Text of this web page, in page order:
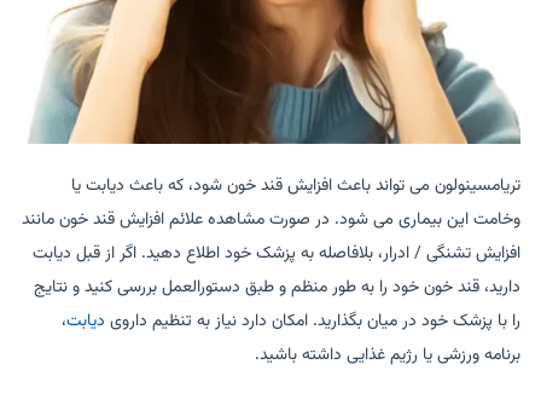
تریامسینولون می تواند باعث افزایش قند خون شود، که باعث دیابت یا
وخامت این بیماری می شود. در صورت مشاهده علائم افزایش قند خون مانند
افزایش تشنگی / ادرار، بلافاصله به پزشک خود اطلاع دهید. اگر از قبل دیابت
دارید، قند خون خود را به طور منظم و طبق دستورالعمل بررسی کنید و نتایج
را با پزشک خود در میان بگذارید. امکان دارد نیاز به تنظیم داروی دیابت،
برنامه ورزشی یا رژیم غذایی داشته باشید.